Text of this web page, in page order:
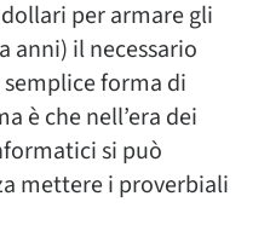
per armare gli
anni) il necessario
forma di
è che nell’era dei
si può
mettere i proverbiali